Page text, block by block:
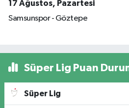
17 Ağustos, Pazartesi
Samsunspor - Göztepe
Süper Lig Puan
Süper Lig